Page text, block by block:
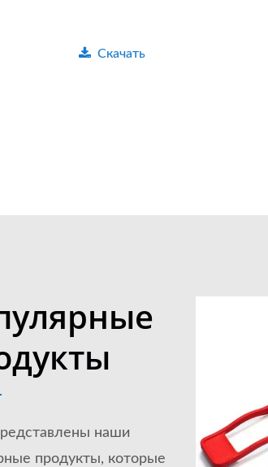
Скачать
наши
продукты, которые